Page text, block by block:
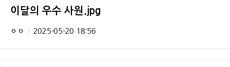
이달의 우수 사원.jpg
ㅇㅇ 2025-05-20 18:56